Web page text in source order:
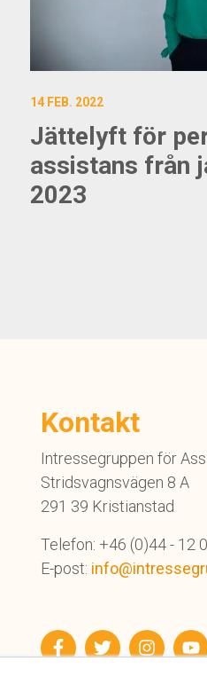
14 FEB. 2022
Jättelyft för
assistans från
2023
Kontakt
Intressegruppen för
Stridsvagnsvägen 8 A
291 39 Kristianstad
Telefon: +46 (0)44 - 12
E-post:
FacebookTwitter